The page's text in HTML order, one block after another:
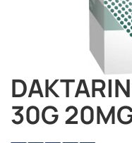
30G
Vai
all'inizio
della
galleria